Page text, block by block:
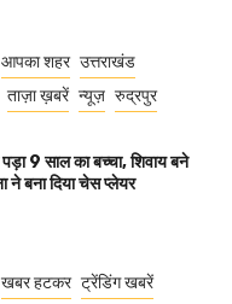
आपका शहर उत्तराखंड
ताज़ा ख़बरें न्यूज़ रुद्रपुर
9 साल का बच्चा, शिवाय बने
ने बना दिया चेस प्लेयर
खबर हटकर ट्रेंडिंग खबरें